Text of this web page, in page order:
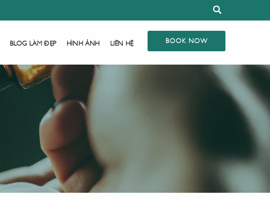
BLOG LÀM ĐẸP HÌNH ẢNH LIÊN HỆ BOOK NOW